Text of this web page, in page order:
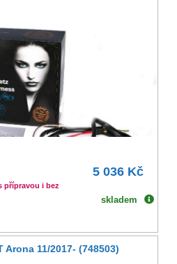
5 036 Kč
přípravou i bez
skladem
Arona 11/2017- (748503)